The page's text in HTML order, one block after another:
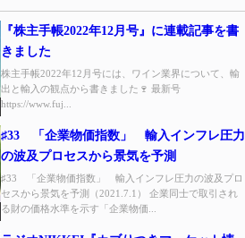
『株主手帳2022年12月号』に連載記事を書
きました
株主手帳2022年12月号には、ワイン業界について、輸
出と輸入の観点から書きました🍷 最新号
https://www.fuj...
♯33 「企業物価指数」 輸入インフレ圧力
の波及プロセスから景気を予測
♯33 「企業物価指数」 輸入インフレ圧力の波及プロ
セスから景気を予測（2021.7.1） 企業同士で取引され
る財の価格水準を示す「企業物価...